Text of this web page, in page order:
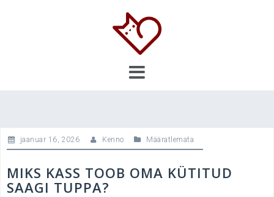
jaanuar 16, 2026 Kenno Määratlemata
MIKS KASS TOOB OMA KÜTITUD
SAAGI TUPPA?